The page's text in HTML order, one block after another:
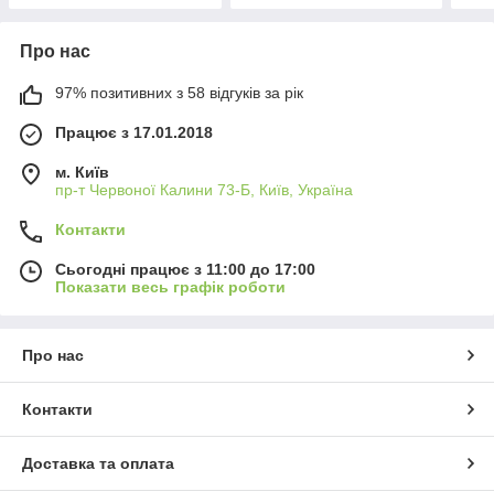
Про нас
97% позитивних з 58 відгуків за рік
Працює з 17.01.2018
м. Київ
пр-т Червоної Калини 73-Б, Київ, Україна
Контакти
Сьогодні працює з 11:00 до 17:00
Показати весь графік роботи
Про нас
Контакти
Доставка та оплата